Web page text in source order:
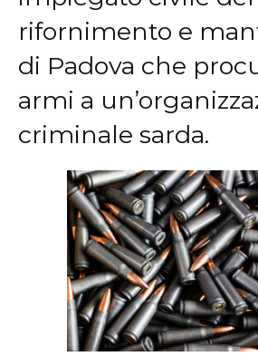
rifornimento e
di Padova che
armi a
criminale sarda.